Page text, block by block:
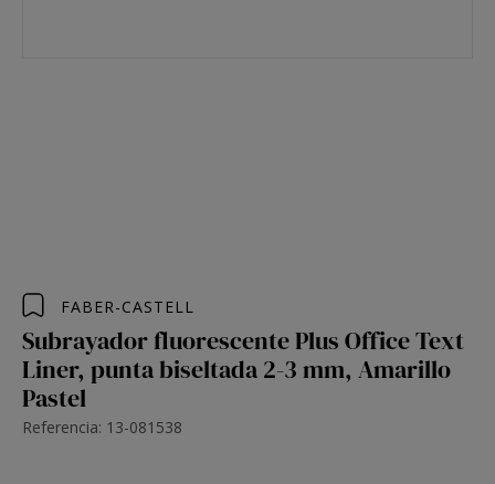
FABER-CASTELL
Subrayador fluorescente Plus Office Text
Liner, punta biseltada 2-3 mm, Amarillo
Pastel
Referencia: 13-081538